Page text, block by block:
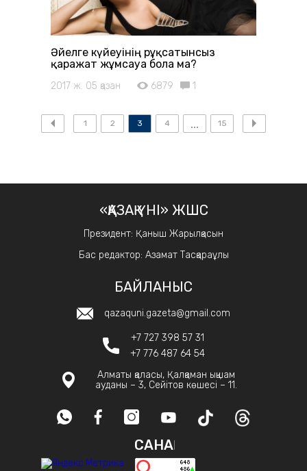
Әйелге күйеуінің рұқсатынсыз
қаражат жұмсауға бола ма?
2017 ж. 05 қазан 6879 1
1 2 3 4 15
«ҚАЗАҚ ҮНІ» ЖШС
Президент: Қаныш Жарылқасын
Бас редактор: Азамат Тасқараұлы
БАЙЛАНЫС
qazaquni.gazeta@gmail.com
+7 727 398 57 31
+7 776 487 64 54
Алматы қаласы, Қалқаман ықшам
ауданы – 3, Сейітов көшесі – 11.
САНАҚ